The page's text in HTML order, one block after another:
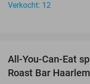
Verkocht: 12
All-You-Can-Eat
Roast Bar Haarlem